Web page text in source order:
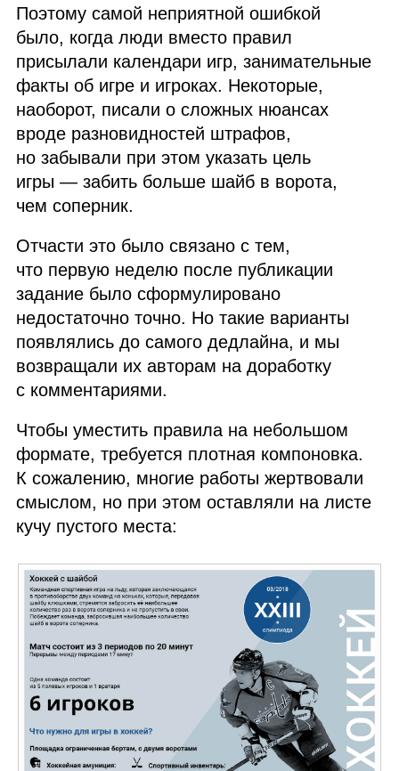
Поэтому самой неприятной ошибкой
было, когда люди вместо правил
присылали календари игр, занимательные
факты об игре и игроках. Некоторые,
наоборот, писали о сложных нюансах
вроде разновидностей штрафов,
но забывали при этом указать цель
игры — забить больше шайб в ворота,
чем соперник.
Отчасти это было связано с тем,
что первую неделю после публикации
задание было сформулировано
недостаточно точно. Но такие варианты
появлялись до самого дедлайна, и мы
возвращали их авторам на доработку
с комментариями.
Чтобы уместить правила на небольшом
формате, требуется плотная компоновка.
К сожалению, многие работы жертвовали
смыслом, но при этом оставляли на листе
кучу пустого места: